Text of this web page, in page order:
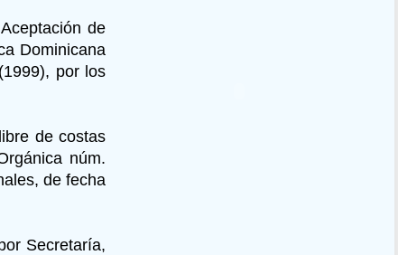
de
Dominicana
por los
de costas
núm.
de fecha
Secretaría,